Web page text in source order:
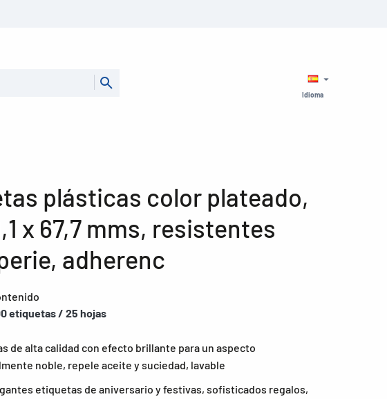
Idioma
plásticas color plateado,
x 67,7 mms, resistentes
adherenc
etiquetas / 25 hojas
de alta calidad con efecto brillante para un aspecto
noble, repele aceite y suciedad, lavable
etiquetas de aniversario y festivas, sofisticados regalos,